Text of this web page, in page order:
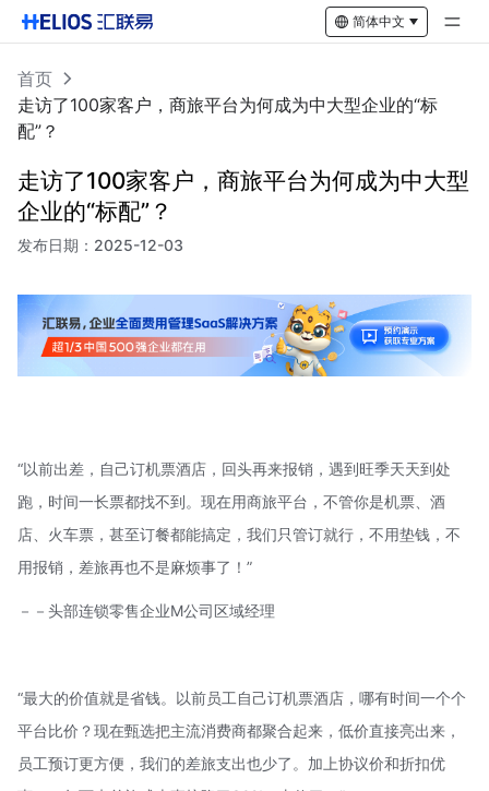
简体中文
首页
走访了100家客户，商旅平台为何成为中大型企业的“标
配”？
走访了100家客户，商旅平台为何成为中大型
企业的“标配”？
发布日期： 2025-12-03
“以前出差，自己订机票酒店，回头再来报销，遇到旺季天天到处
跑，时间一长票都找不到。现在用商旅平台，不管你是机票、酒
店、火车票，甚至订餐都能搞定，我们只管订就行，不用垫钱，不
用报销，差旅再也不是麻烦事了！”
－－头部连锁零售企业M公司区域经理
“最大的价值就是省钱。以前员工自己订机票酒店，哪有时间一个个
平台比价？现在甄选把主流消费商都聚合起来，低价直接亮出来，
员工预订更方便，我们的差旅支出也少了。加上协议价和折扣优